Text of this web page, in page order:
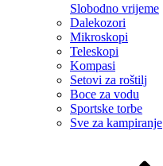
Slobodno vrijeme
Dalekozori
Mikroskopi
Teleskopi
Kompasi
Setovi za roštilj
Boce za vodu
Sportske torbe
Sve za kampiranje